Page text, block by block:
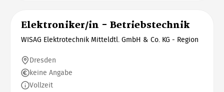
Elektroniker/in - Betriebstechnik
WISAG Elektrotechnik Mitteldtl. GmbH & Co. KG - Region
Dresden
keine Angabe
Vollzeit